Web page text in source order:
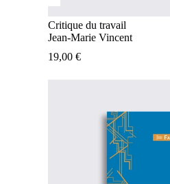
Critique du travail
Jean-Marie Vincent
19,00 €